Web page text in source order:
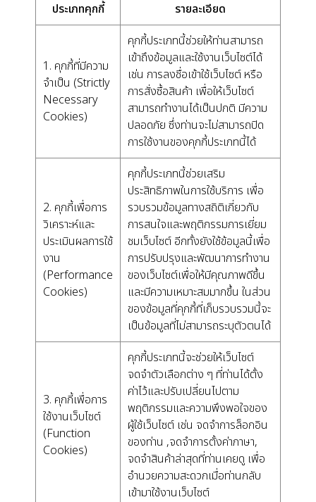
ประเภทคุกกี้ รายละเอียด
1. คุกกี้ที่มีความ
จำเป็น (Strictly
Necessary
Cookies)
คุกกี้ประเภทนี้ช่วยให้ท่านสามารถ
เข้าถึงข้อมูลและใช้งานเว็บไซต์ได้
เช่น การลงชื่อเข้าใช้เว็บไซต์ หรือ
การสั่งซื้อสินค้า เพื่อให้เว็บไซต์
สามารถทำงานได้เป็นปกติ มีความ
ปลอดภัย ซึ่งท่านจะไม่สามารถปิด
การใช้งานของคุกกี้ประเภทนี้ได้
2. คุกกี้เพื่อการ
วิเคราะห์และ
ประเมินผลการใช้
งาน
(Performance
Cookies)
คุกกี้ประเภทนี้ช่วยเสริม
ประสิทธิภาพในการใช้บริการ เพื่อ
รวบรวมข้อมูลทางสถิติเกี่ยวกับ
การสนใจและพฤติกรรมการเยี่ยม
ชมเว็บไซต์ อีกทั้งยังใช้ข้อมูลนี้เพื่อ
การปรับปรุงและพัฒนาการทำงาน
ของเว็บไซต์เพื่อให้มีคุณภาพดีขึ้น
และมีความเหมาะสมมากขึ้น ในส่วน
ของข้อมูลที่คุกกี้ที่เก็บรวบรวมนี้จะ
เป็นข้อมูลที่ไม่สามารถระบุตัวตนได้
3. คุกกี้เพื่อการ
ใช้งานเว็บไซต์
(Function
Cookies)
คุกกี้ประเภทนี้จะช่วยให้เว็บไซต์
จดจำตัวเลือกต่าง ๆ ที่ท่านได้ตั้ง
ค่าไว้และปรับเปลี่ยนไปตาม
พฤติกรรมและความพึงพอใจของ
ผู้ใช้เว็บไซต์ เช่น จดจำการล็อกอิน
ของท่าน ,จดจำการตั้งค่าภาษา,
จดจำสินค้าล่าสุดที่ท่านเคยดู เพื่อ
อำนวยความสะดวกเมื่อท่านกลับ
เข้ามาใช้งานเว็บไซต์